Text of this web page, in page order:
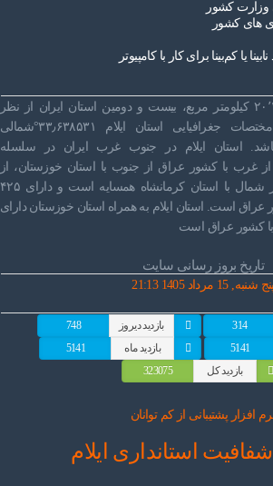
وزارت کشور
های کشور
یا کم‌بینا برای کار با کامپیوتر
با مساحت ۲۰٬۱۳۳ کیلومتر مربع، بیست و دومین استان ایران از نظر
وسعت به‌شمار می‌رود. مختصات جغرافیایی استان ایلام ۳۳٫۶۳۸۵۳۱°شمالی
می‌باشد. استان ایلام در جنوب غرب ایران در سلسله
غرب با کشور عراق از جنوب با استان خوزستان، از
شرق با استان لرستان و از شمال با استان کرمانشاه همسایه است و دارای ۴۲۵
است. استان ایلام به همراه استان خوزستان دارای
با کشور عراق است
تاریخ بروز رسانی سایت
پنج شنبه, 15 مرداد 1405 21:13
314 بازدید دیروز
748
5141 بازدید ماه
5141
بازدید کل
323075
افز ار پشتیبانی از کم توانان
استانداری ایلام